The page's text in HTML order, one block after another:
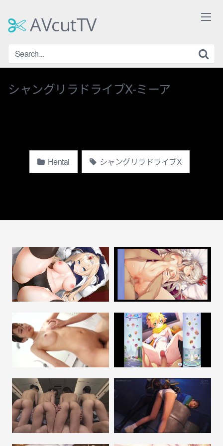
contentAVcutTV
シャングリラドライブX-ミーア
Hentai シャングリラドライブX